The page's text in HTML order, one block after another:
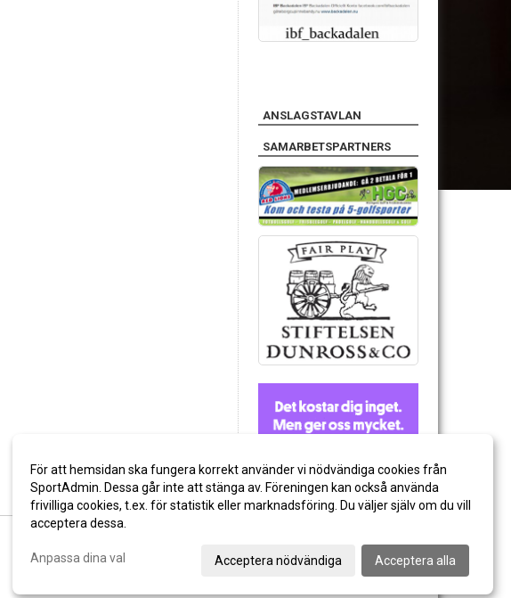
ANSLAGSTAVLAN
SAMARBETSPARTNERS
För att hemsidan ska fungera korrekt använder vi nödvändiga cookies från
SportAdmin. Dessa går inte att stänga av. Föreningen kan också använda
frivilliga cookies, t.ex. för statistik eller marknadsföring. Du väljer själv om du vill
acceptera dessa.
Anpassa dina val Acceptera nödvändiga Acceptera alla